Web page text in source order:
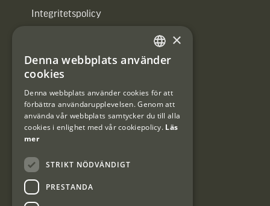
Integritetspolicy
#Interjaktfamily
Kundklubb
Information om kundklubben.
SWEDISH
×
Denna webbplats använder
cookies
Denna webbplats använder cookies för att
förbättra användarupplevelsen. Genom att
använda vår webbplats samtycker du till alla
cookies i enlighet med vår cookiepolicy. Läs
mer
STRIKT NÖDVÄNDIGT
PRESTANDA